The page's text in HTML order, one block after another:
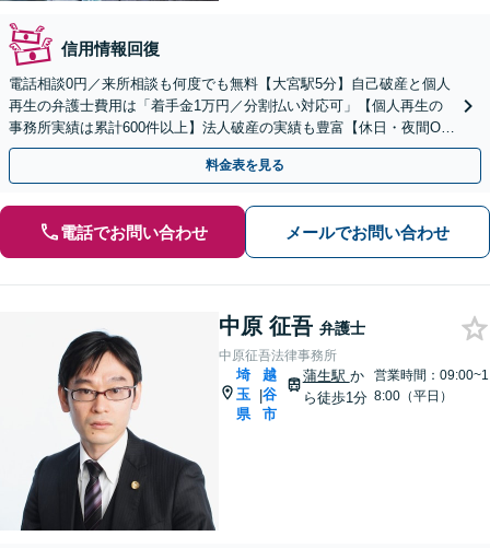
信用情報回復
電話相談0円／来所相談も何度でも無料【大宮駅5分】自己破産と個人
再生の弁護士費用は「着手金1万円／分割払い対応可」【個人再生の
事務所実績は累計600件以上】法人破産の実績も豊富【休日・夜間O
K】オンライン相談もできます
料金表を見る
電話でお問い合わせ メールでお問い合わせ
中原 征吾 弁護士
中原征吾法律事務所
埼
玉
県
|
越
谷
市
蒲生駅 か
ら徒歩1分
営業時間：09:00~1
8:00（平日）